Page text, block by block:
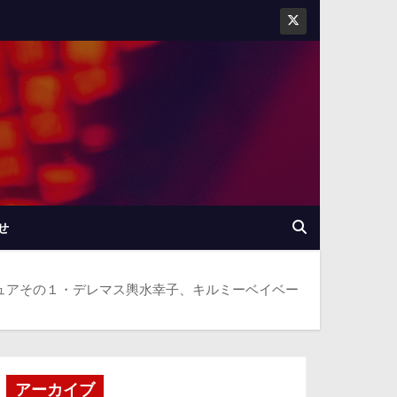
その１・デレマス輿水幸子、キルミーベイベー
アーカイブ